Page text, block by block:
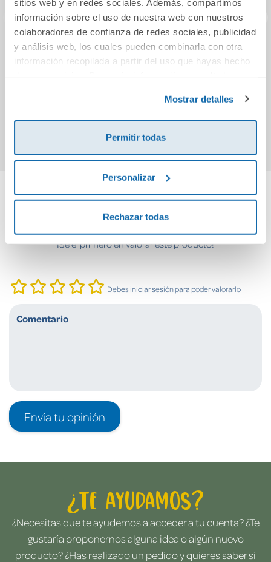
sitios web y en redes sociales. Además, compartimos
información sobre el uso de nuestra web con nuestros
colaboradores de confianza de redes sociales, publicidad
y análisis web, los cuales pueden combinarla con otra
información recopilada a partir del uso que hayas hecho
Mostrar detalles
Permitir todas
Personalizar
Rechazar todas
Los alemanes
(Premio Alfaguara
de novela 2024)
Comprar
La teoría del amor
(bolsillo)
10,95€
Comprar
Cuéntanos tu opinión
¡Sé el primero en valorar este producto!
Debes iniciar sesión para poder valorarlo
Envía tu opinión
¿Te ayudamos?
¿Necesitas que te ayudemos a acceder a tu cuenta? ¿Te
gustaría proponernos alguna idea o algún nuevo
producto? ¿Has realizado un pedido y quieres saber si